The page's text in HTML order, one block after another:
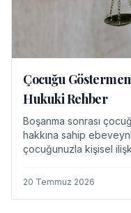
Çocuğu
Hukuki Rehber
Boşanma sonrası
hakkına sahip
çocuğunuzla kişisel
20 Temmuz 2026